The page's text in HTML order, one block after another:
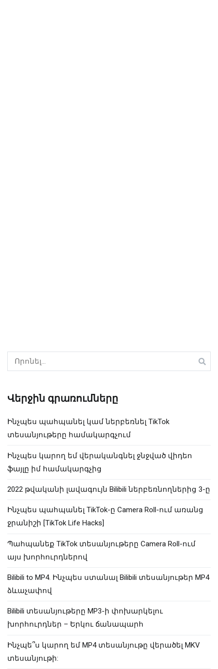
Որոնել՝
Վերջին գրառումները
Ինչպես պահպանել կամ ներբեռնել TikTok
տեսանյութերը համակարգչում
Ինչպես կարող եմ վերականգնել ջնջված վիդեո
ֆայլը իմ համակարգչից
2022 թվականի լավագույն Bilibili ներբեռնողներից 3-ը
Ինչպես պահպանել TikTok-ը Camera Roll-ում առանց
ջրանիշի [TikTok Life Hacks]
Պահպանեք TikTok տեսանյութերը Camera Roll-ում
այս խորհուրդներով
Bilibili to MP4. Ինչպես ստանալ Bilibili տեսանյութեր MP4
ձևաչափով
Bilibili տեսանյութերը MP3-ի փոխարկելու
խորհուրդներ – Երկու ճանապարհ
Ինչպե՞ս կարող եմ MP4 տեսանյութը վերածել MKV
տեսանյութի: